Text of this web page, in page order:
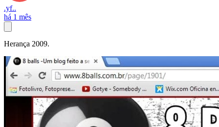
.yf..
há 1 mês
Herança 2009.